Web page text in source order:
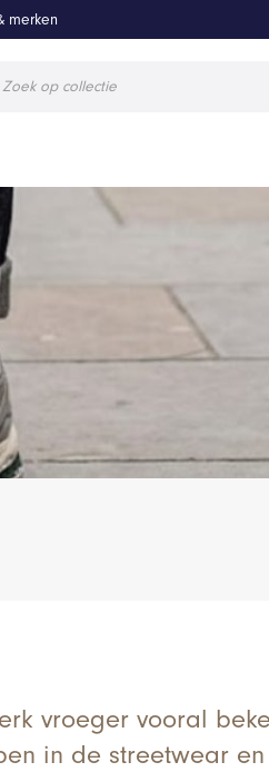
merken
vroeger vooral
in de streetwear